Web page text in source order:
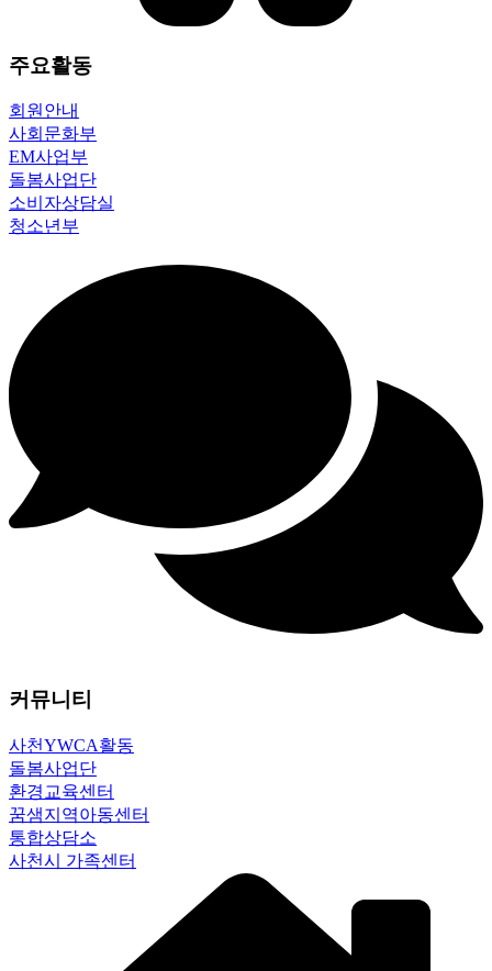
주요활동
회원안내
사회문화부
EM사업부
돌봄사업단
소비자상담실
청소년부
커뮤니티
사천YWCA활동
돌봄사업단
환경교육센터
꿈샘지역아동센터
통합상담소
사천시 가족센터